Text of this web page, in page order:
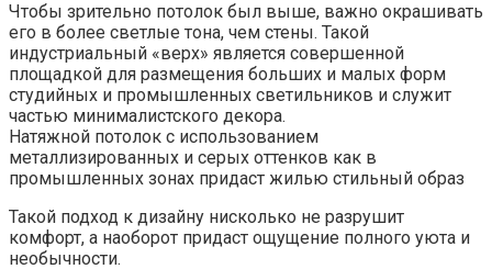
Чтобы зрительно потолок был выше, важно окрашивать
его в более светлые тона, чем стены. Такой
индустриальный «верх» является совершенной
площадкой для размещения больших и малых форм
студийных и промышленных светильников и служит
частью минималистского декора.
Натяжной потолок с использованием
металлизированных и серых оттенков как в
промышленных зонах придаст жилью стильный образ
Такой подход к дизайну нисколько не разрушит
комфорт, а наоборот придаст ощущение полного уюта и
необычности.